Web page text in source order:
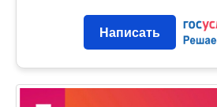
Написать